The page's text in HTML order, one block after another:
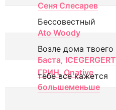
Сеня Слесарев
Бессовестный
Ato Woody
Возле дома твоего
Баста, ICEGERGERT
ГРИН, Onative
тебе все кажется
большеменьше